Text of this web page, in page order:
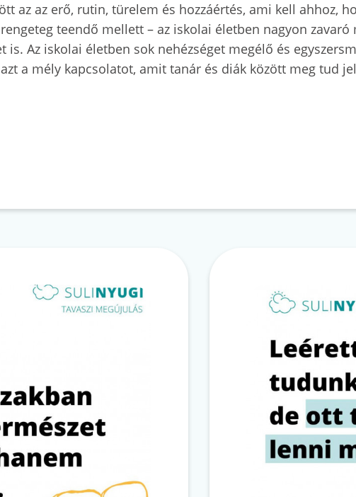
az az erő, rutin, türelem és hozzáértés, ami kell ahhoz,
teendő mellett – az iskolai életben nagyon
is. Az iskolai életben sok nehézséget megélő és
a mély kapcsolatot, amit tanár és diák között meg tud